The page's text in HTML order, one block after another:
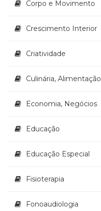
Televisão
Temas
(30)
(21)
e
(65)
Turismo
Vida
(32)
Corpo e Movimento
Crescimento Interior
Criatividade
Culinária, Alimentação
Economia, Negócios
Educação
Educação Especial
Fisioterapia
Fonoaudiologia